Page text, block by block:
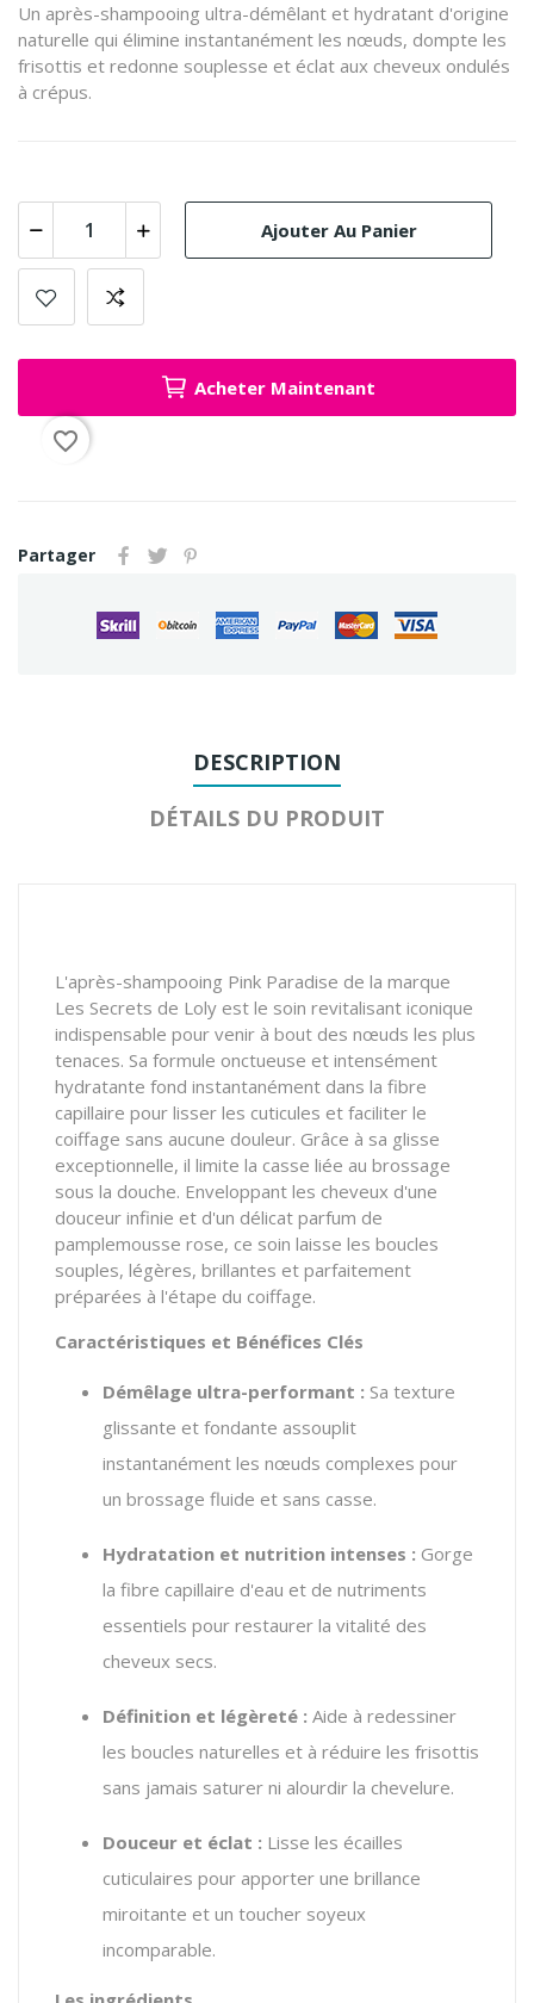
Un après-shampooing ultra-démêlant et hydratant d'origine
naturelle qui élimine instantanément les nœuds, dompte les
frisottis et redonne souplesse et éclat aux cheveux ondulés
à crépus.
Ajouter Au Panier
Acheter Maintenant
favorite_border
Partager
DESCRIPTION
DÉTAILS DU PRODUIT
L'après-shampooing Pink Paradise de la marque
Les Secrets de Loly est le soin revitalisant iconique
indispensable pour venir à bout des nœuds les plus
tenaces. Sa formule onctueuse et intensément
hydratante fond instantanément dans la fibre
capillaire pour lisser les cuticules et faciliter le
coiffage sans aucune douleur. Grâce à sa glisse
exceptionnelle, il limite la casse liée au brossage
sous la douche. Enveloppant les cheveux d'une
douceur infinie et d'un délicat parfum de
pamplemousse rose, ce soin laisse les boucles
souples, légères, brillantes et parfaitement
préparées à l'étape du coiffage.
Caractéristiques et Bénéfices Clés
Démêlage ultra-performant : Sa texture
glissante et fondante assouplit
instantanément les nœuds complexes pour
un brossage fluide et sans casse.
Hydratation et nutrition intenses : Gorge
la fibre capillaire d'eau et de nutriments
essentiels pour restaurer la vitalité des
cheveux secs.
Définition et légèreté : Aide à redessiner
les boucles naturelles et à réduire les frisottis
sans jamais saturer ni alourdir la chevelure.
Douceur et éclat : Lisse les écailles
cuticulaires pour apporter une brillance
miroitante et un toucher soyeux
incomparable.